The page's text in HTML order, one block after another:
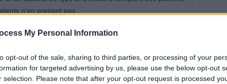
My Personal Information
opt-out of the sale, sharing to third parties, or processing of your
for targeted advertising by us, please use the below opt-out
selection. Please note that after your opt-out request is processed
n’en prenant pas.
du GLP-1 ont développé une
les non-utilisateurs ». « Les taux de goutte étaient
chez les utilisateurs de GLP-1 contre 6,6 % chez les